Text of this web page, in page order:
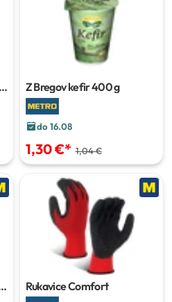
Z Bregov kefir400 g
do 16.08
1,30 €* 1,04 €
Rukavice Comfort